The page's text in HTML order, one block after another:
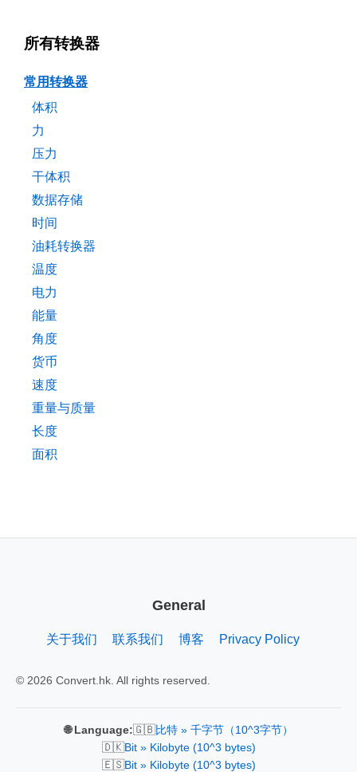
所有转换器
常用转换器
体积
力
压力
干体积
数据存储
时间
油耗转换器
温度
电力
能量
角度
货币
速度
重量与质量
长度
面积
General
关于我们 联系我们 博客 Privacy Policy
© 2026 Convert.hk. All rights reserved.
🌐 Language:🇬🇧比特 » 千字节（10^3字节）
🇩🇰Bit » Kilobyte (10^3 bytes)
🇪🇸Bit » Kilobyte (10^3 bytes)